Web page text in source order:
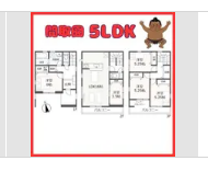
浴室乾燥機あり（
バルコニー、庭